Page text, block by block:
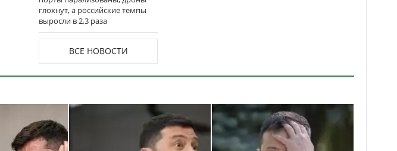
глохнут, а российские темпы
выросли в 2,3 раза
ВСЕ НОВОСТИ